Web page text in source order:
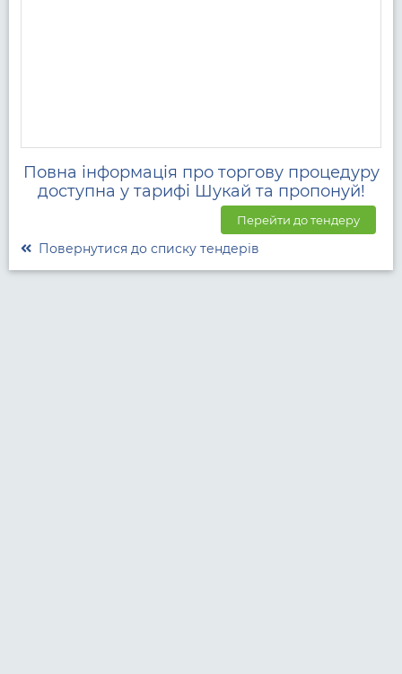
Повна інформація про торгову процедуру
доступна у тарифі Шукай та пропонуй!
Перейти до тендеру
Повернутися до списку тендерів